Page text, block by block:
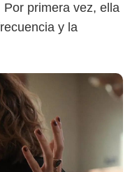
primera vez, ella
y la